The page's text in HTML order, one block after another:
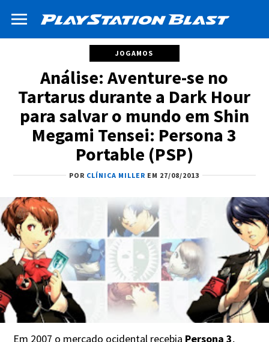
JOGAMOS
Análise: Aventure-se no
Tartarus durante a Dark Hour
para salvar o mundo em Shin
Megami Tensei: Persona 3
Portable (PSP)
POR CLÍNICA MILLER EM 27/08/2013
Em 2007 o mercado ocidental recebia Persona 3,